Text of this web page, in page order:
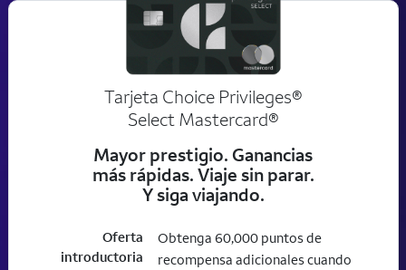
Tarjeta Choice Privileges®
Select Mastercard®
Mayor prestigio. Ganancias
más rápidas. Viaje sin parar.
Y siga viajando.
Oferta
introductoria
Obtenga 60,000 puntos de
recompensa adicionales cuando